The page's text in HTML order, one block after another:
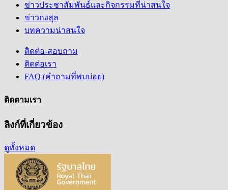
ข่าวประชาสัมพันธ์และกิจกรรมที่น่าสนใจ
ข่าวกงสุล
บทความน่าสนใจ
ติดต่อ-สอบถาม
ติดต่อเรา
FAQ (คำถามที่พบบ่อย)
ติดตามเรา
ลิงก์ที่เกี่ยวข้อง
ดูทั้งหมด